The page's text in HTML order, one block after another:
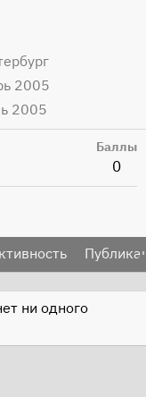
2005
2005
Баллы
0
ни одного